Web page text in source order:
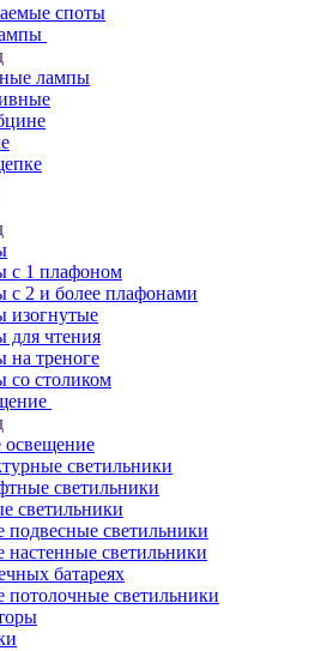
споты
лампы
с 1 плафоном
с 2 и более плафонами
изогнутые
для чтения
на треноге
со столиком
освещение
светильники
светильники
светильники
подвесные светильники
настенные светильники
батареях
потолочные светильники